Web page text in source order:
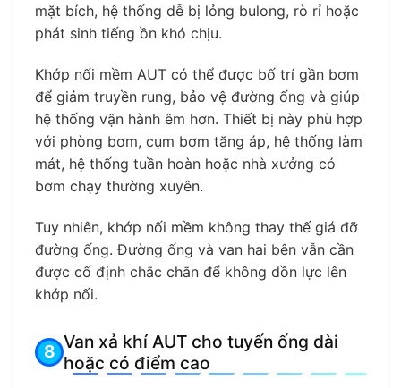
mặt bích, hệ thống dễ bị lỏng bulong, rò rỉ hoặc
phát sinh tiếng ồn khó chịu.
Khớp nối mềm AUT có thể được bố trí gần bơm
để giảm truyền rung, bảo vệ đường ống và giúp
hệ thống vận hành êm hơn. Thiết bị này phù hợp
với phòng bơm, cụm bơm tăng áp, hệ thống làm
mát, hệ thống tuần hoàn hoặc nhà xưởng có
bơm chạy thường xuyên.
Tuy nhiên, khớp nối mềm không thay thế giá đỡ
đường ống. Đường ống và van hai bên vẫn cần
được cố định chắc chắn để không dồn lực lên
khớp nối.
Van xả khí AUT cho tuyến ống dài
hoặc có điểm cao